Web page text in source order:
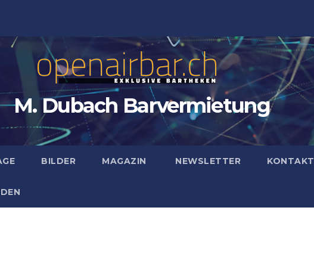
M. Dubach Barvermietung
BILDER MAGAZIN NEWSLETTER KONTAKT